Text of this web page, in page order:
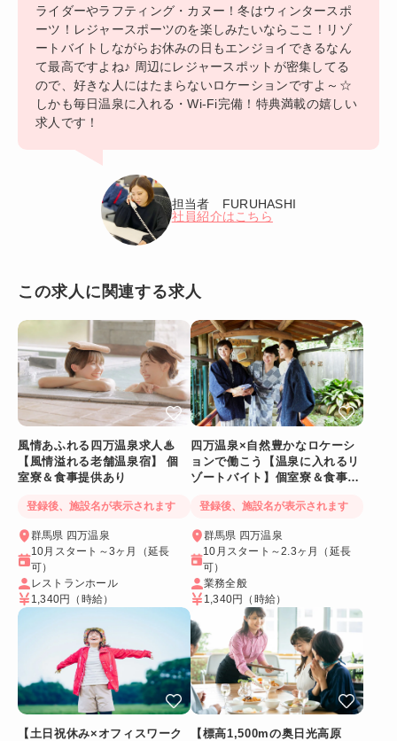
ライダーやラフティング・カヌー！冬はウィンタースポ
ーツ！レジャースポーツのを楽しみたいならここ！リゾ
ートバイトしながらお休みの日もエンジョイできるなん
て最高ですよね♪ 周辺にレジャースポットが密集してる
ので、好きな人にはたまらないロケーションですよ～☆
しかも毎日温泉に入れる・Wi-Fi完備！特典満載の嬉しい
求人です！
担当者 FURUHASHI
社員紹介はこちら
この求人に関連する求人
風情あふれる四万温泉求人♨
【風情溢れる老舗温泉宿】 個
室寮＆食事提供あり
登録後、施設名が表示されます
群馬県 四万温泉
10月スタート～3ヶ月（延長
可）
レストランホール
1,340円
（時給）
四万温泉×自然豊かなロケーシ
ョンで働こう【温泉に入れるリ
ゾートバイト】個室寮＆食事提
登録後、施設名が表示されます
群馬県 四万温泉
10月スタート～2.3ヶ月（延長
可）
業務全般
1,340円
（時給）
【土日祝休み×オフィスワーク
【標高1,500mの奥日光高原